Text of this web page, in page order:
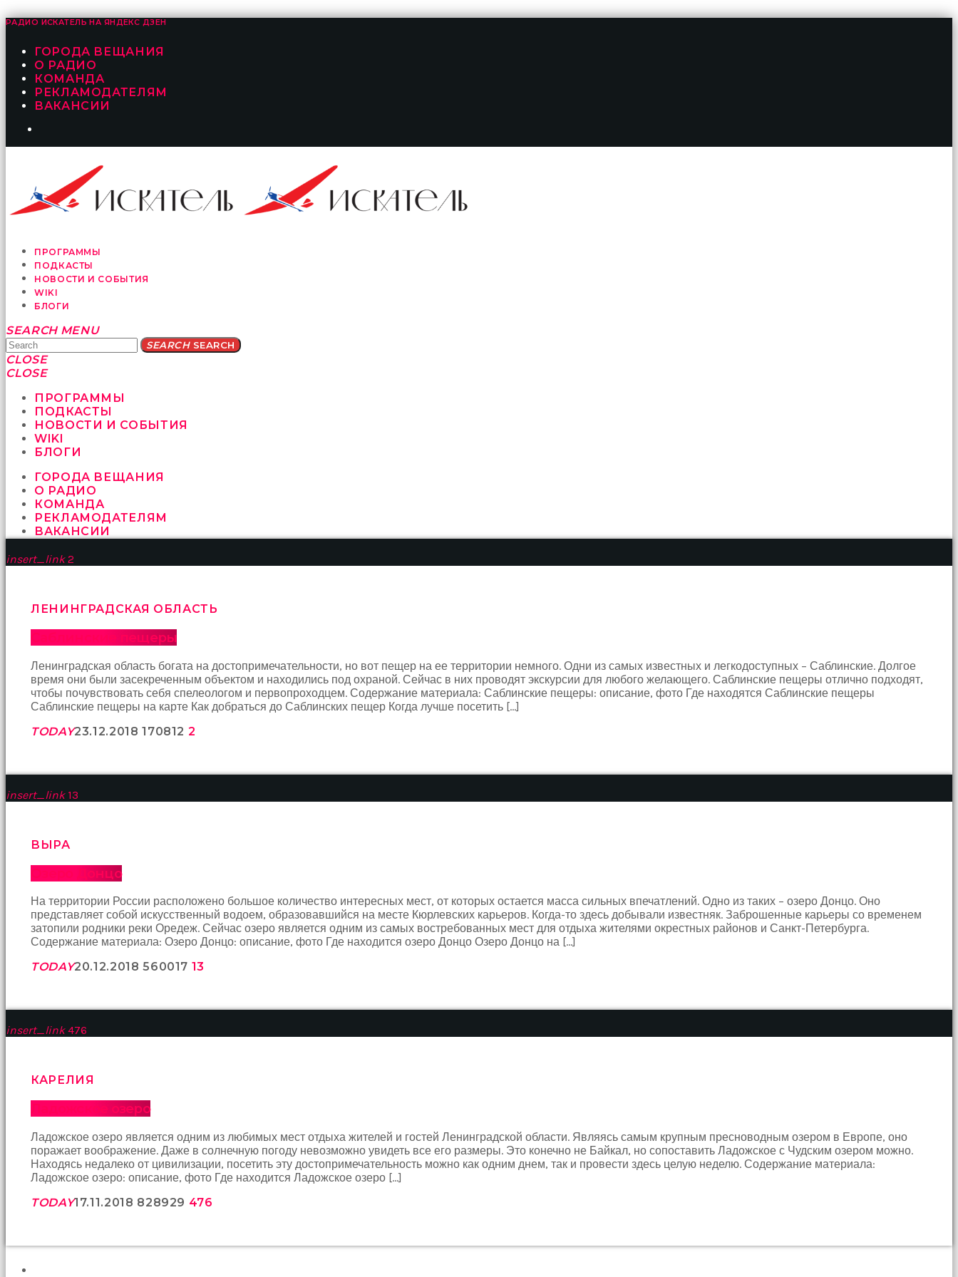
РАДИО ИСКАТЕЛЬ НА ЯНДЕКС ДЗЕН
ГОРОДА ВЕЩАНИЯ
О РАДИО
КОМАНДА
РЕКЛАМОДАТЕЛЯМ
ВАКАНСИИ
ПРОГРАММЫ
ПОДКАСТЫ
НОВОСТИ И СОБЫТИЯ
WIKI
БЛОГИ
Yatağa
bile
geçmeye
fırsat
sikici
kocalar
güzel
karıları
öttürüyor
sex
hikayeleri
en
kızların
rahatlıyorlar
altyazılı
porno
arkadaş
birbirlerine
ederek
yapmak
için
sözleşiyorlar
Arkadaşımın
gittiğimde
tombul
annesinin
kıçına
bakmaktan
olamıyordum
Bu
süreliğine
kaybolduğunda
gezerek
aramaya
başladım
brazzers
gördüğümde
SEARCH MENU
SEARCHSEARCH
CLOSE
CLOSE
ПРОГРАММЫ
ПОДКАСТЫ
НОВОСТИ И СОБЫТИЯ
WIKI
БЛОГИ
ГОРОДА ВЕЩАНИЯ
О РАДИО
КОМАНДА
РЕКЛАМОДАТЕЛЯМ
ВАКАНСИИ
insert_link 2
ЛЕНИНГРАДСКАЯ ОБЛАСТЬ
Саблинские пещеры
Ленинградская область богата на достопримечательности, но вот пещер на ее территории немного. Одни из самых известных и легкодоступных – Саблинские. Долгое
время они были засекреченным объектом и находились под охраной. Сейчас в них проводят экскурсии для любого желающего. Саблинские пещеры отлично подходят,
чтобы почувствовать себя спелеологом и первопроходцем. Содержание материала: Саблинские пещеры: описание, фото Где находятся Саблинские пещеры
Саблинские пещеры на карте Как добраться до Саблинских пещер Когда лучше посетить […]
TODAY23.12.2018 170812 2
insert_link 13
ВЫРА
Озеро Донцо
На территории России расположено большое количество интересных мест, от которых остается масса сильных впечатлений. Одно из таких – озеро Донцо. Оно
представляет собой искусственный водоем, образовавшийся на месте Кюрлевских карьеров. Когда-то здесь добывали известняк. Заброшенные карьеры со временем
затопили родники реки Оредеж. Сейчас озеро является одним из самых востребованных мест для отдыха жителями окрестных районов и Санкт-Петербурга.
Содержание материала: Озеро Донцо: описание, фото Где находится озеро Донцо Озеро Донцо на […]
TODAY20.12.2018 560017 13
insert_link 476
КАРЕЛИЯ
Ладожское озеро
Ладожское озеро является одним из любимых мест отдыха жителей и гостей Ленинградской области. Являясь самым крупным пресноводным озером в Европе, оно
поражает воображение. Даже в солнечную погоду невозможно увидеть все его размеры. Это конечно не Байкал, но сопоставить Ладожское с Чудским озером можно.
Находясь недалеко от цивилизации, посетить эту достопримечательность можно как одним днем, так и провести здесь целую неделю. Содержание материала:
Ладожское озеро: описание, фото Где находится Ладожское озеро […]
TODAY17.11.2018 828929 476